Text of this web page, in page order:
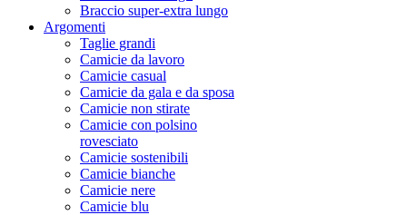
Braccio super-extra lungo
Argomenti
Taglie grandi
Camicie da lavoro
Camicie casual
Camicie da gala e da sposa
Camicie non stirate
Camicie con polsino
rovesciato
Camicie sostenibili
Camicie bianche
Camicie nere
Camicie blu